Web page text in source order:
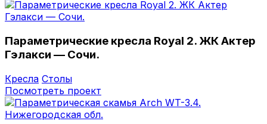
Параметрические кресла Royal 2. ЖК Актер
Гэлакси — Сочи.
Кресла Столы
Посмотреть проект